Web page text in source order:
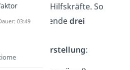
Hilfskräfte. So
wir folgendedrei
:
03:49